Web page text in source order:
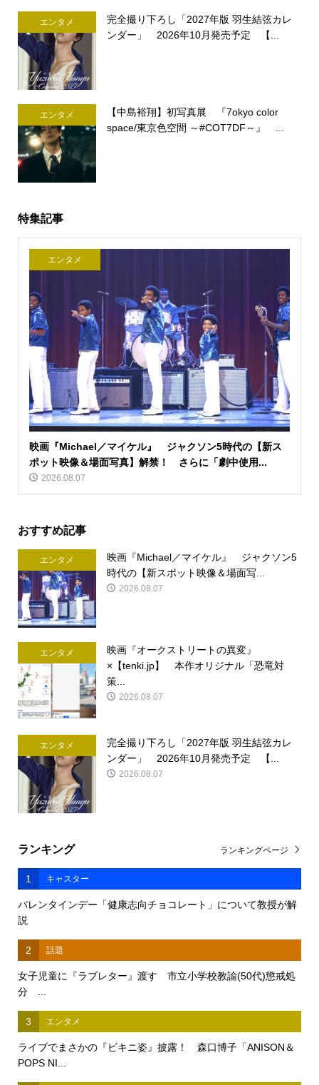
エンタメ
完全撮り下ろし「2027年版 羽生結弦カレ
ンダー」 2026年10月発売予定 【...
エンタメ
【中島裕翔】初写真展 『7okyo color
space/東京色空間 ～#COT7DF～』 ...
特集記事
エンタメ
映画『Michael／マイケル』 ジャクソン5時代の【新ス
ポット映像＆場面写真】解禁！ さらに「劇中使用...
2026.08.07
おすすめ記事
エンタメ
映画『Michael／マイケル』 ジャクソン5
時代の【新スポット映像＆場面写...
2026.08.07
エンタメ
映画『オークストリートの異変』
×【tenki.jp】 本作オリジナル「恐竜対
策...
2026.08.07
エンタメ
完全撮り下ろし「2027年版 羽生結弦カレ
ンダー」 2026年10月発売予定 【...
2026.08.07
ランキング
1 キャスター
バレンタインデー「健康志向チョコレート」について教授が解
説
2 話題
女子児童に『ラブレター』渡す 市立小学校教諭(50代)懲戒処
分 ...
3 エンタメ
ライブでまさかの『ビキニ姿』披露！ 森口博子「ANISON＆
POPS NI...
ランキングページ